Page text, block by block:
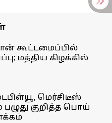
கூட்டமைப்பில்
மத்திய கிழக்கில்
மெர்சிடீஸ்
பழுது குறித்த பொய்